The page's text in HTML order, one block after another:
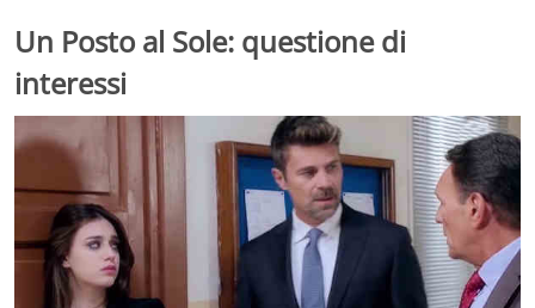
Un Posto al Sole: questione di
interessi